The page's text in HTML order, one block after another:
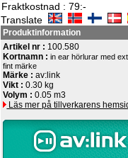
Fraktkostnad : 79:-
Translate
Produktinformation
Artikel nr : 100.580
Kortnamn :in ear hörlurar med
fint märke
Märke :av:link
Vikt :0.30 kg
Volym :0.05 m3
Läs mer på tillverkarens